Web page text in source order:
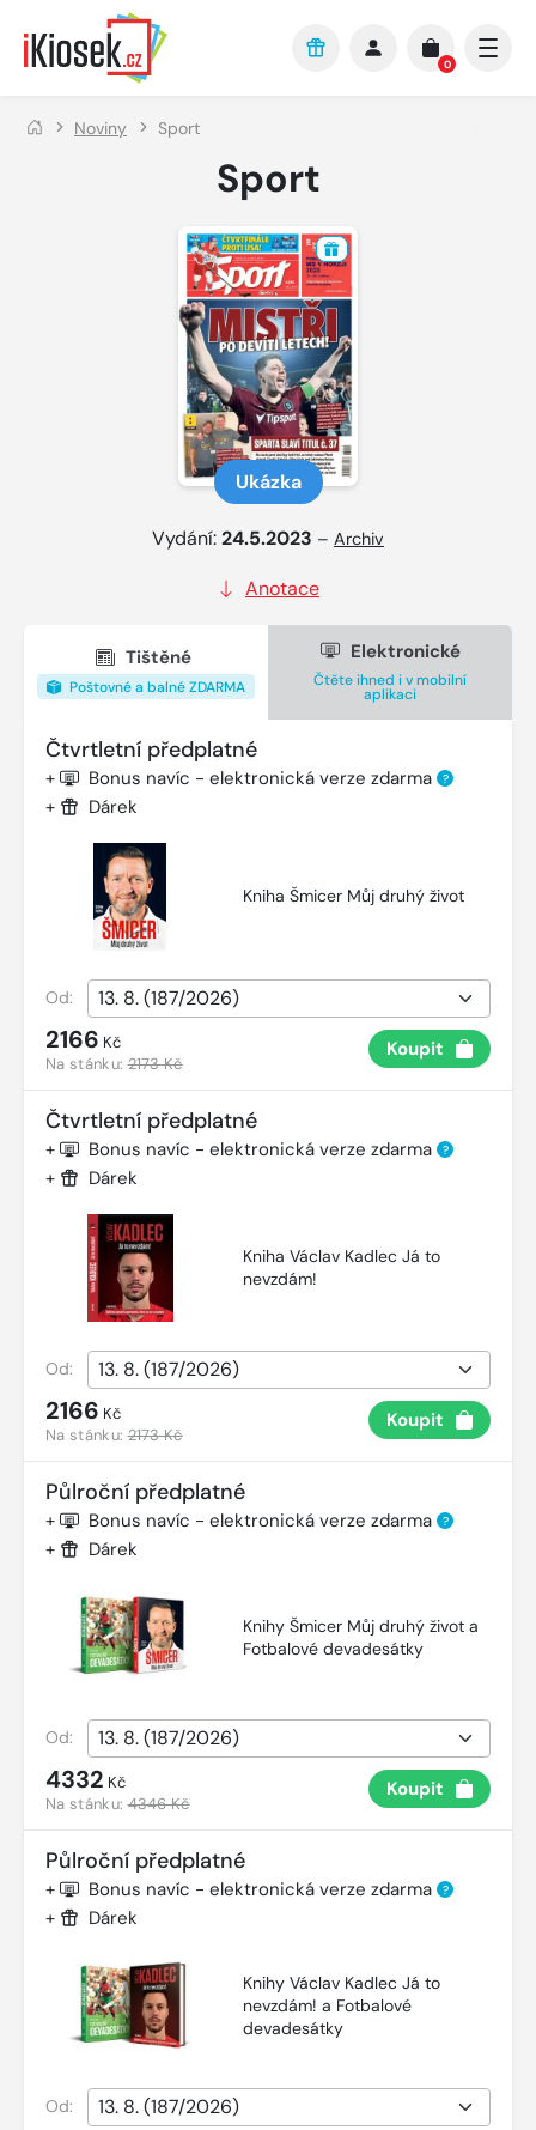
Přejít na hlavní obsah
0
Noviny Sport
Sport
Ukázka
Vydání:24.5.2023 – Archiv
Anotace
Tištěné
Poštovné a balné ZDARMA
Elektronické
Čtěte ihned i v mobilní
aplikaci
Čtvrtletní předplatné
+ Bonus navíc - elektronická verze zdarma ?
+ Dárek
Kniha Šmicer Můj druhý život
Od:
2166 Kč
Na stánku:2173 Kč
Koupit
Čtvrtletní předplatné
+ Bonus navíc - elektronická verze zdarma ?
+ Dárek
Kniha Václav Kadlec Já to
nevzdám!
Od:
2166 Kč
Na stánku:2173 Kč
Koupit
Půlroční předplatné
+ Bonus navíc - elektronická verze zdarma ?
+ Dárek
Knihy Šmicer Můj druhý život a
Fotbalové devadesátky
Od:
4332 Kč
Na stánku:4346 Kč
Koupit
Půlroční předplatné
+ Bonus navíc - elektronická verze zdarma ?
+ Dárek
Knihy Václav Kadlec Já to
nevzdám! a Fotbalové
devadesátky
Od: